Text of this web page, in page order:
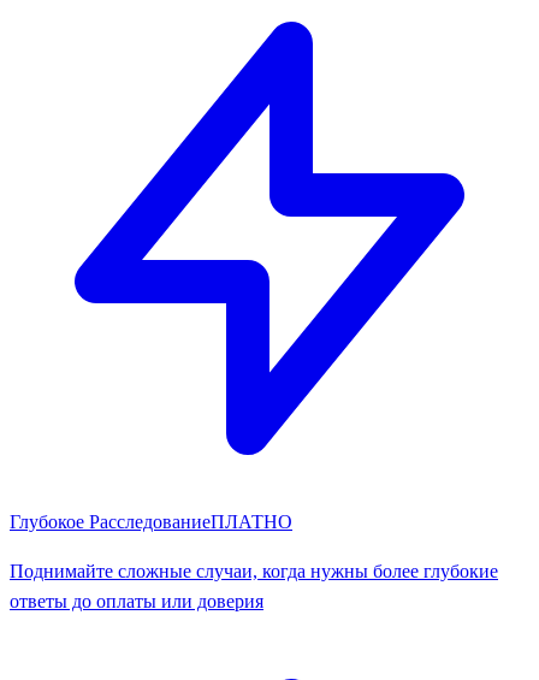
Глубокое РасследованиеПЛАТНО
Поднимайте сложные случаи, когда нужны более глубокие
ответы до оплаты или доверия